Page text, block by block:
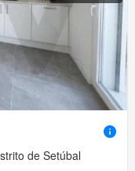
de Setúbal